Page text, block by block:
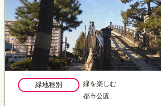
緑地種別
緑を楽しむ
都市公園